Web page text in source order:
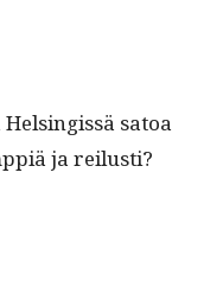
satoa
ja reilusti?